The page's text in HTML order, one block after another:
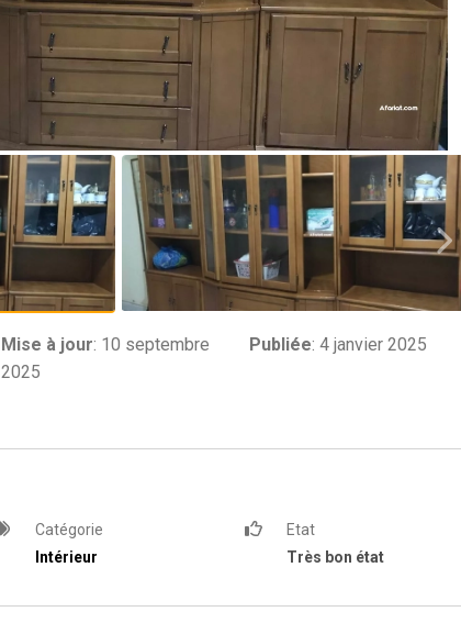
Mise à jour: 10 septembre
2025
Publiée: 4 janvier 2025
Catégorie
Intérieur
Etat
Très bon état